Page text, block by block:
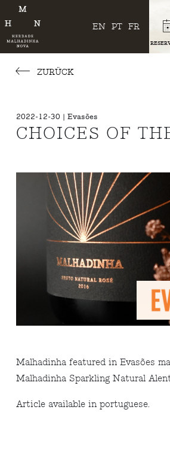
EN PT FR
ZURÜCK
2022-12-30 | Evasões
CHOICES OF
Malhadinha featured in Evasões
Malhadinha Sparkling Natural
Article available in portuguese.